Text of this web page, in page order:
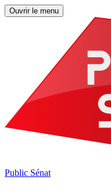
Ouvrir le menu
Public Sénat